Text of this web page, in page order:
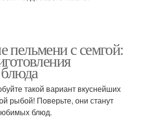
пельмени с семгой:
такой вариант вкуснейших
рыбой! Поверьте, они станут
блюд.